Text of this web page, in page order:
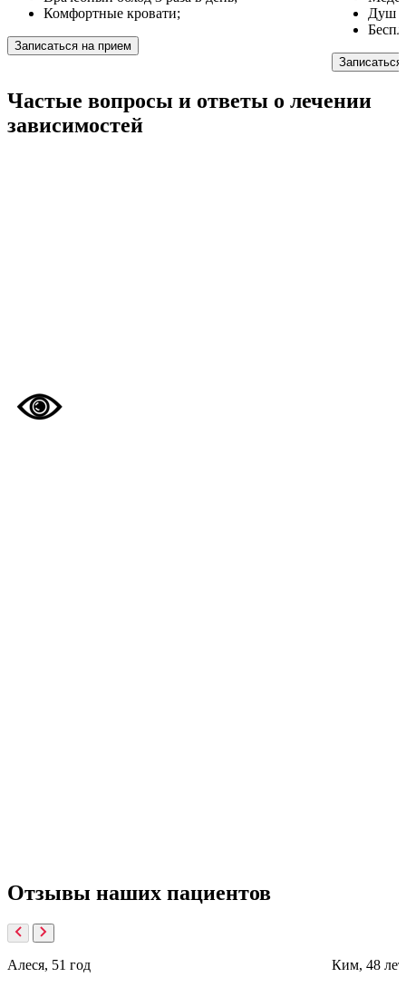
Комфортные кровати;
Записаться на прием
Душ и
Частые вопросы и ответы о лечении
зависимостей
успешное восстановление.
Как определить, что человеку нужна помощь?
Отзывы наших пациентов
Алеся, 51 год
Ким, 48 лет